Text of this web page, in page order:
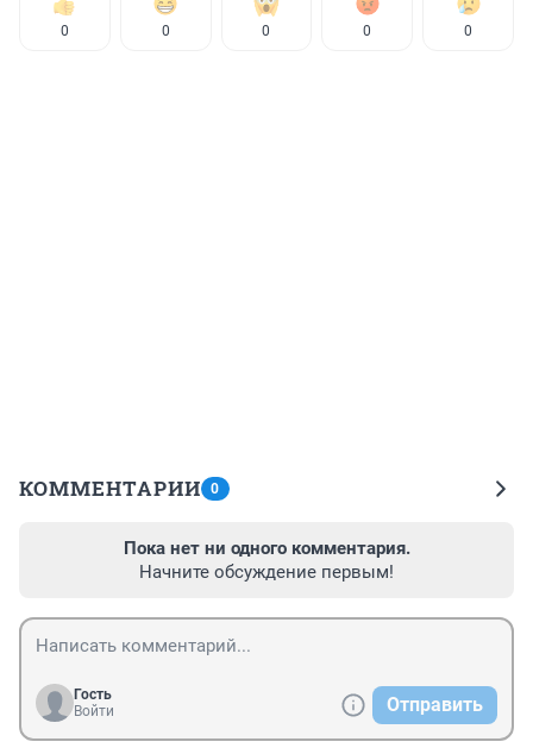
0 0 0 0 0
КОММЕНТАРИИ 0
Пока нет ни одного комментария.
Начните обсуждение первым!
Гость
Войти
Отправить